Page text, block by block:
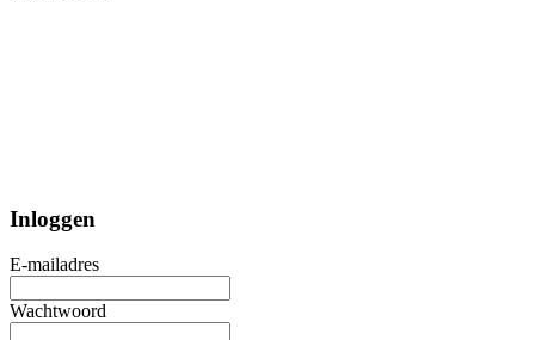
Inloggen
E-mailadres
Wachtwoord